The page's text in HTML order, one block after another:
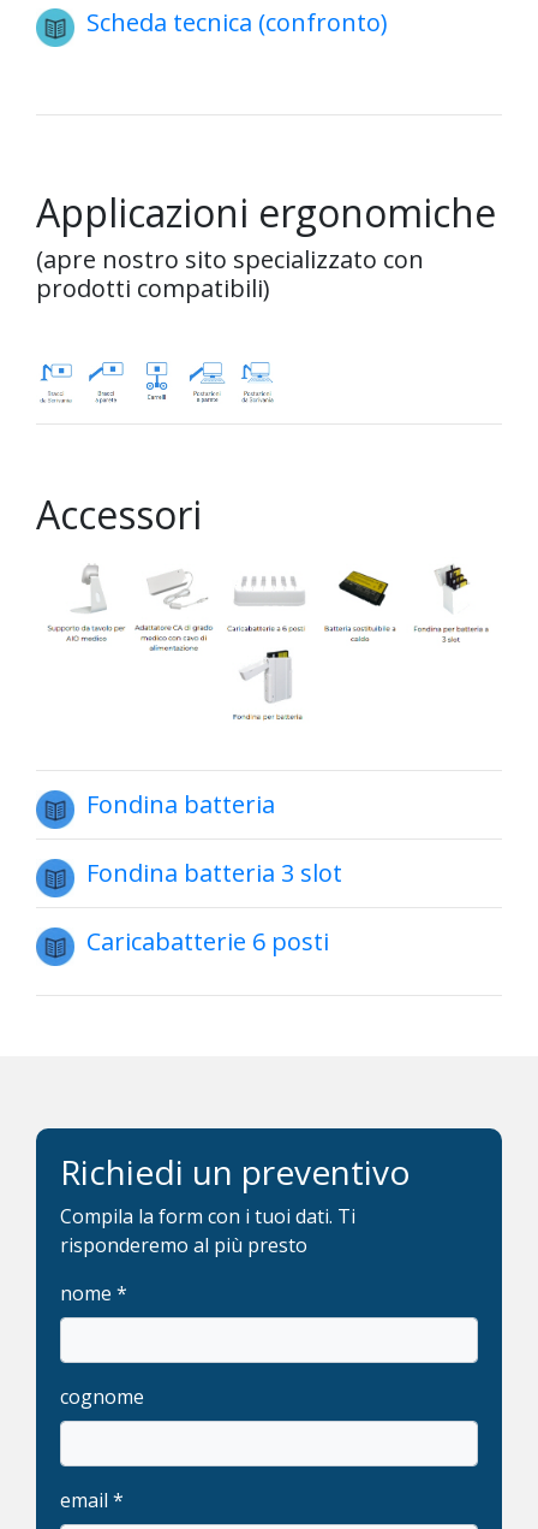
Scheda tecnica (confronto)
Applicazioni ergonomiche
(apre nostro sito specializzato con
prodotti compatibili)
Accessori
Fondina batteria
Fondina batteria 3 slot
Caricabatterie 6 posti
Richiedi un preventivo
Compila la form con i tuoi dati. Ti
risponderemo al più presto
nome *
cognome
email *